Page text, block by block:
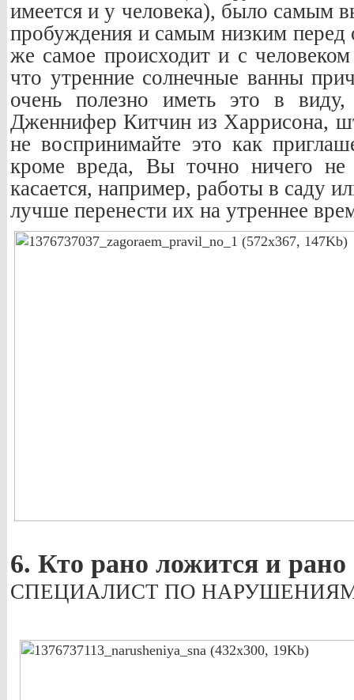
имеется и у человека), было самым
пробуждения и самым низким перед
же самое происходит и с
что утренние солнечные ванны
очень полезно иметь это в виду,
Дженнифер Китчин из Харрисона,
не воспринимайте это как
кроме вреда, Вы точно ничего
касается, например, работы в саду
лучше перенести их на утреннее
6. Кто рано ложится и рано
СПЕЦИАЛИСТ ПО